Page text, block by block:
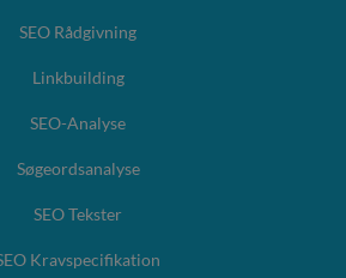
SEO Rådgivning
Linkbuilding
SEO-Analyse
Søgeordsanalyse
SEO Tekster
Kravspecifikation